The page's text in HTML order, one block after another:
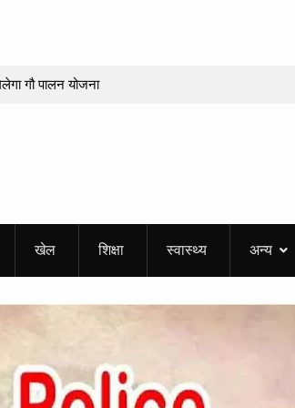
गौ पालन योजना
अभियान,
अर्जुन सिंह
खेल शिक्षा स्वास्थ्य अन्य